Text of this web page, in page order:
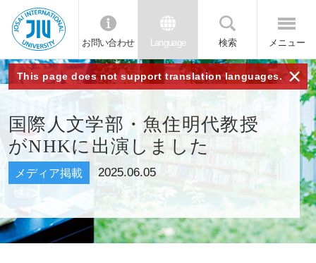
JIU 城西国
際大学
お問い合わせ Language 検索 メニュー
This page does not support translation languages. ×
国際人文学部・魚住明代教授
がNHKに出演しました
メディア掲載 2025.06.05